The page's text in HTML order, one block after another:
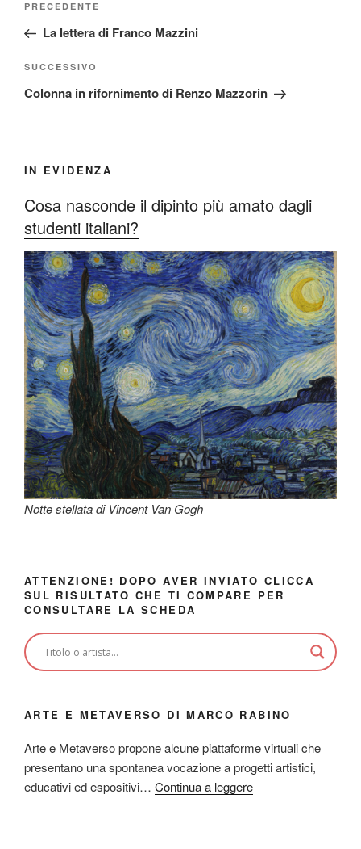
Articolo
precedente:
PRECEDENTE
La lettera di Franco Mazzini
Articolo
successivo
SUCCESSIVO
Colonna in rifornimento di Renzo Mazzorin
IN EVIDENZA
Cosa nasconde il dipinto più amato dagli
studenti italiani?
Notte stellata di Vincent Van Gogh
ATTENZIONE! DOPO AVER INVIATO CLICCA
SUL RISULTATO CHE TI COMPARE PER
CONSULTARE LA SCHEDA
ARTE E METAVERSO DI MARCO RABINO
Arte e Metaverso propone alcune piattaforme virtuali che
presentano una spontanea vocazione a progetti artistici,
educativi ed espositivi… Continua a leggere